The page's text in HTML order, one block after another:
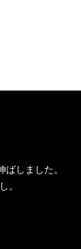
ばしました。
。